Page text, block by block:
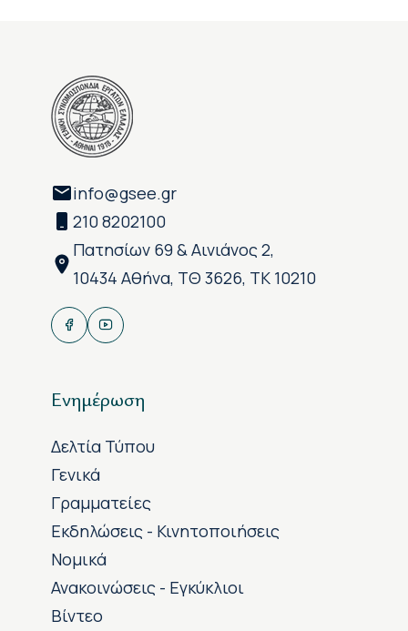
info@gsee.gr
210 8202100
Πατησίων 69 & Αινιάνος 2,
10434 Αθήνα, ΤΘ 3626, ΤΚ 10210
Ενημέρωση
Δελτία Τύπου
Γενικά
Γραμματείες
Εκδηλώσεις - Κινητοποιήσεις
Νομικά
Ανακοινώσεις - Εγκύκλιοι
Βίντεο